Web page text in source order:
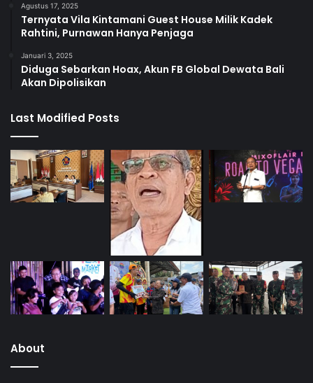
Agustus 17, 2025
Ternyata Vila Kintamani Guest House Milik Kadek
Rahtini, Purnawan Hanya Penjaga
Januari 3, 2025
Diduga Sebarkan Hoax, Akun FB Global Dewata Bali
Akan Dipolisikan
Last Modified Posts
About